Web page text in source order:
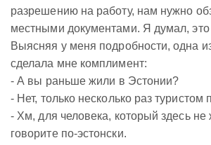
разрешению на работу, нам нужно
местными документами. Я думал, это
Выясняя у меня подробности, одна
сделала мне комплимент:
- А вы раньше жили в Эстонии?
- Нет, только несколько раз туристом
- Хм, для человека, который здесь
говорите по-эстонски.